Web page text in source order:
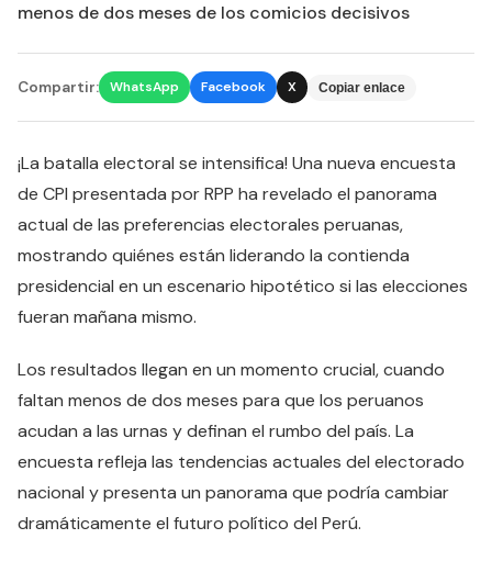
menos de dos meses de los comicios decisivos
Compartir: WhatsApp Facebook X Copiar enlace
¡La batalla electoral se intensifica! Una nueva encuesta
de CPI presentada por RPP ha revelado el panorama
actual de las preferencias electorales peruanas,
mostrando quiénes están liderando la contienda
presidencial en un escenario hipotético si las elecciones
fueran mañana mismo.
Los resultados llegan en un momento crucial, cuando
faltan menos de dos meses para que los peruanos
acudan a las urnas y definan el rumbo del país. La
encuesta refleja las tendencias actuales del electorado
nacional y presenta un panorama que podría cambiar
dramáticamente el futuro político del Perú.